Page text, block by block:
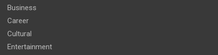
Business
Career
Cultural
Entertainment